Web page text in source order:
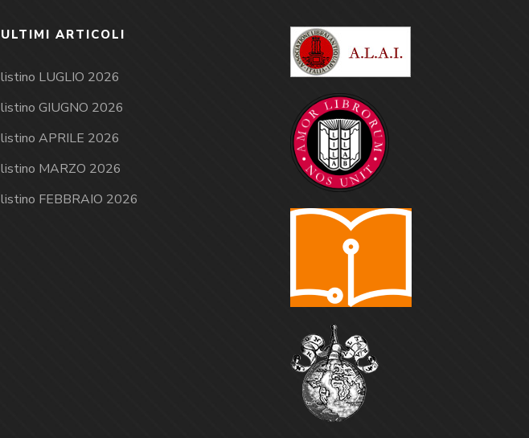
ULTIMI ARTICOLI
listino LUGLIO 2026
listino GIUGNO 2026
listino APRILE 2026
listino MARZO 2026
listino FEBBRAIO 2026